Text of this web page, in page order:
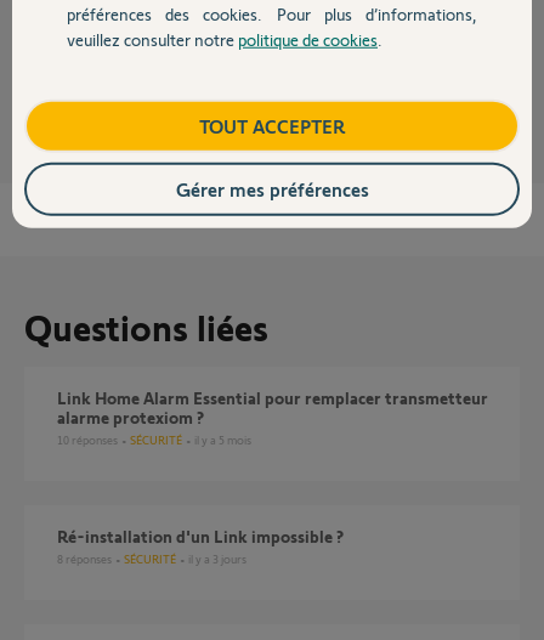
Contact
Tous les accessoires sont compatibles.
Questions liées
Link Home Alarm Essential pour remplacer transmetteur
alarme protexiom ?
10 réponses SÉCURITÉ il y a 5 mois
ré-installation d'un Link impossible ?
8 réponses SÉCURITÉ il y a 3 jours
préférences des cookies. Pour plus d’informations,
veuillez consulter notre politique de cookies
TOUT ACCEPTER
Gérer mes préférences